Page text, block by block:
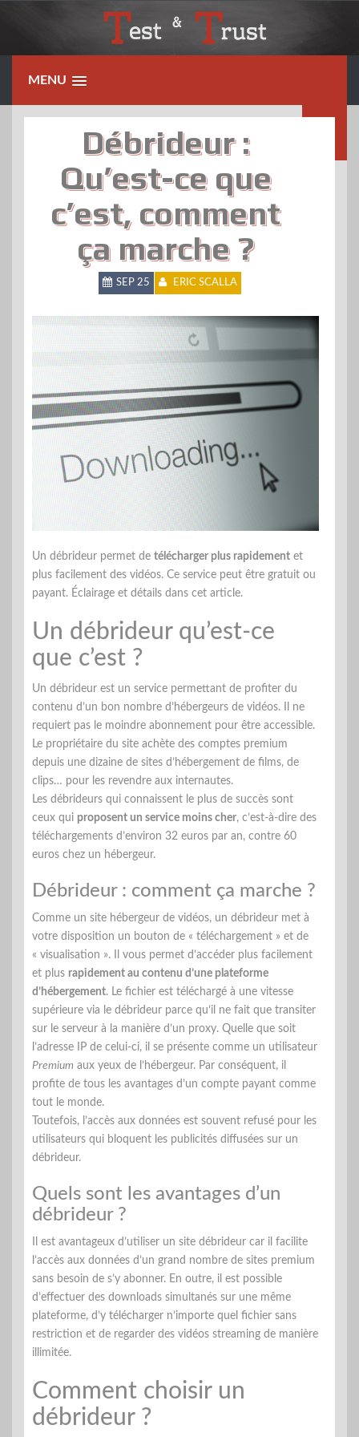
MENU
Débrideur :
Qu’est-ce que
c’est, comment
ça marche ?
SEP 25 ERIC SCALLA
Un débrideur permet de télécharger plus rapidement et
plus facilement des vidéos. Ce service peut être gratuit ou
payant. Éclairage et détails dans cet article.
Un débrideur qu’est-ce
que c’est ?
Un débrideur est un service permettant de profiter du
contenu d’un bon nombre d’hébergeurs de vidéos. Il ne
requiert pas le moindre abonnement pour être accessible.
Le propriétaire du site achète des comptes premium
depuis une dizaine de sites d’hébergement de films, de
clips… pour les revendre aux internautes.
Les débrideurs qui connaissent le plus de succès sont
ceux qui proposent un service moins cher, c’est-à-dire des
téléchargements d’environ 32 euros par an, contre 60
euros chez un hébergeur.
Débrideur : comment ça marche ?
Comme un site hébergeur de vidéos, un débrideur met à
votre disposition un bouton de « téléchargement » et de
« visualisation ». Il vous permet d’accéder plus facilement
et plus rapidement au contenu d’une plateforme
d’hébergement. Le fichier est téléchargé à une vitesse
supérieure via le débrideur parce qu’il ne fait que transiter
sur le serveur à la manière d’un proxy. Quelle que soit
l’adresse IP de celui-ci, il se présente comme un utilisateur
Premium aux yeux de l’hébergeur. Par conséquent, il
profite de tous les avantages d’un compte payant comme
tout le monde.
Toutefois, l’accès aux données est souvent refusé pour les
utilisateurs qui bloquent les publicités diffusées sur un
débrideur.
Quels sont les avantages d’un
débrideur ?
Il est avantageux d’utiliser un site débrideur car il facilite
l’accès aux données d’un grand nombre de sites premium
sans besoin de s’y abonner. En outre, il est possible
d’effectuer des downloads simultanés sur une même
plateforme, d’y télécharger n’importe quel fichier sans
restriction et de regarder des vidéos streaming de manière
illimitée.
Comment choisir un
débrideur ?